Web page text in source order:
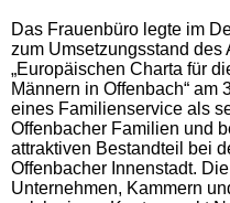
Das Frauenbüro legte im
zum Umsetzungsstand des
„Europäischen Charta für
Männern in Offenbach“ am
eines Familienservice als
Offenbacher Familien und
attraktiven Bestandteil bei
Offenbacher Innenstadt.
Unternehmen, Kammern